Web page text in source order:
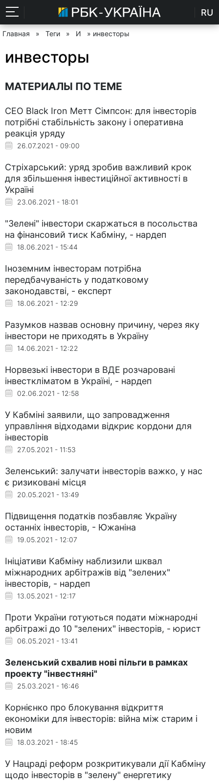
RU
Главная » Теги » И » инвесторы
инвесторы
МАТЕРИАЛЫ ПО ТЕМЕ
CEO Black Iron Метт Сімпсон: для інвесторів
потрібні стабільність закону і оперативна
реакція уряду
26.07.2021 - 09:00
Стріхарський: уряд зробив важливий крок
для збільшення інвестиційної активності в
Україні
23.06.2021 - 18:01
"Зелені" інвестори скаржаться в посольства
на фінансовий тиск Кабміну, - нардеп
18.06.2021 - 15:44
Іноземним інвесторам потрібна
передбачуваність у податковому
законодавстві, - експерт
18.06.2021 - 12:29
Разумков назвав основну причину, через яку
інвестори не приходять в Україну
14.06.2021 - 12:22
Норвезькі інвестори в ВДЕ розчаровані
інвесткліматом в Україні, - нардеп
02.06.2021 - 12:58
У Кабміні заявили, що запровадження
управління відходами відкриє кордони для
інвесторів
27.05.2021 - 11:53
Зеленський: залучати інвесторів важко, у нас
є ризиковані місця
20.05.2021 - 13:49
Підвищення податків позбавляє Україну
останніх інвесторів, - Южаніна
19.05.2021 - 12:07
Ініціативи Кабміну наблизили шквал
міжнародних арбітражів від "зелених"
інвесторів, - нардеп
13.05.2021 - 12:17
Проти України готуються подати міжнародні
арбітражі до 10 "зелених" інвесторів, - юрист
06.05.2021 - 13:41
Зеленський схвалив нові пільги в рамках
проекту "інвестняні"
25.03.2021 - 16:46
Корнієнко про блокування відкриття
економіки для інвесторів: війна між старим і
новим
18.03.2021 - 18:45
У Нацраді реформ розкритикували дії Кабміну
щодо інвесторів в "зелену" енергетику